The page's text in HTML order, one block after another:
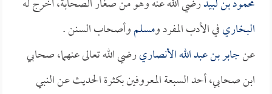
البخاريفي الأدب المفرد ومسلموأصحاب السنن .
عنجابر بن عبد الله الأنصاريرضي الله تعالى عنهما، صحابي
ابن صحابي، أحد السبعة المعروفين بكثرة الحديث عن النبي